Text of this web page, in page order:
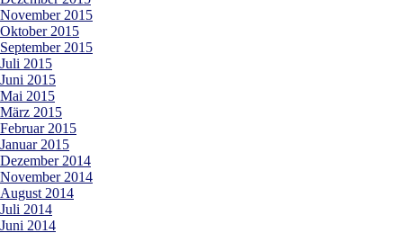
November 2015
Oktober 2015
September 2015
Juli 2015
Juni 2015
Mai 2015
März 2015
Februar 2015
Januar 2015
Dezember 2014
November 2014
August 2014
Juli 2014
Juni 2014